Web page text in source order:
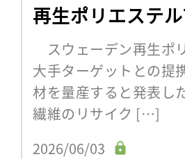
再生ポリエステ
スウェーデン再生ポ
大手ターゲットとの提
材を量産すると発表し
繊維のリサイク […]
2026/06/03